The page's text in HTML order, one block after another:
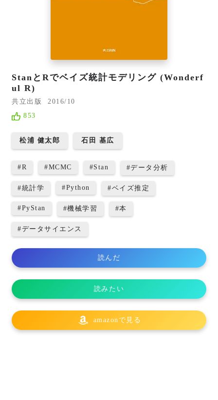
StanとRでベイズ統計モデリング (Wonderf
ul R)
共立出版
2016/10
853
松浦 健太郎 石田 基広
#R #MCMC #Stan #データ分析
#統計学 #Python #ベイズ推定
#PyStan #機械学習 #本
#データサイエンス
読んだ
読みたい
amazonで見る